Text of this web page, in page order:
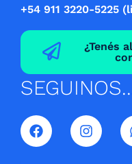
+54 911 3220-5225
¿Tenés
F
a
c
I
n
s